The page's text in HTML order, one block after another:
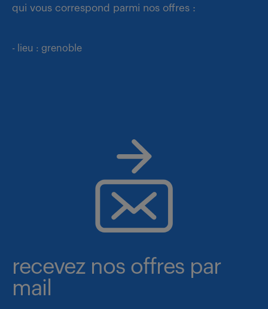
qui vous correspond parmi nos offres :
- lieu : grenoble
recevez nos offres par
mail